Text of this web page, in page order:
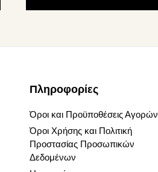
Πληροφορίες
Όροι και Προϋποθέσεις Αγορών
Όροι Χρήσης και Πολιτική
Προστασίας Προσωπικών
Δεδομένων